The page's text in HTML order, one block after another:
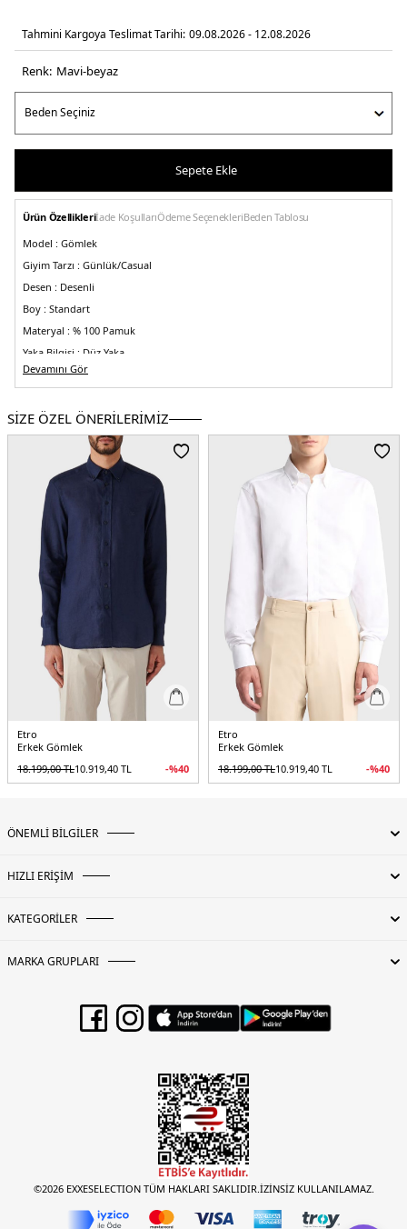
Tahmini Kargoya Teslimat Tarihi: 09.08.2026 - 12.08.2026
Renk: mavi̇-beyaz
Sepete Ekle
Ürün Özellikleriİade KoşullarıÖdeme SeçenekleriBeden Tablosu
Model : Gömlek
Giyim Tarzı : Günlük/Casual
Desen : Desenli
Boy : Standart
Materyal : % 100 Pamuk
Yaka Bilgisi : Düz Yaka
Kol Bilgisi :Uzun Kol
Üretim Yeri :İtalya
5DY1MRIB000199SA5F4X0883.4225
Devamını Gör
SİZE ÖZEL ÖNERİLERİMİZ
Etro
Erkek Gömlek
18.199,00TL10.919,40 TL -%40
Etro
Erkek Gömlek
18.199,00TL10.919,40 TL -%40
ÖNEMLİ BİLGİLER
HIZLI ERİŞİM
KATEGORİLER
MARKA GRUPLARI
©2026 EXXESELECTION TÜM HAKLARI SAKLIDIR.İZİNSİZ KULLANILAMAZ.